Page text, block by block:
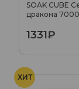
SOAK CUBE
дракона
1331₽
ХИТ